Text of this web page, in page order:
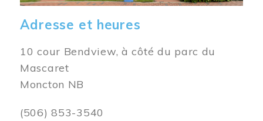
Adresse et heures
10 cour Bendview, à côté du parc du
Mascaret
Moncton NB
(506) 853-3540